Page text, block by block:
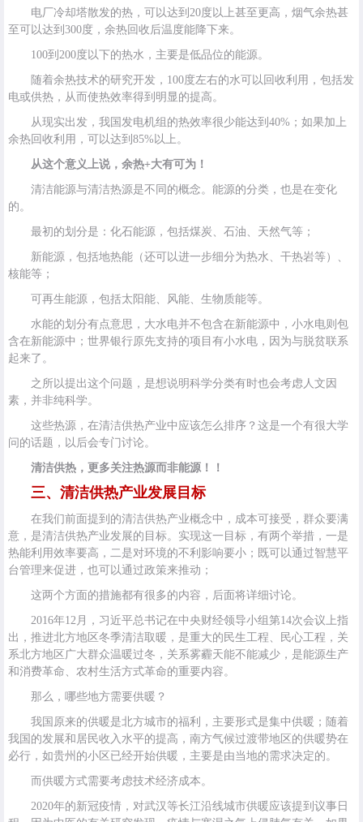
电厂冷却塔散发的热，可以达到20度以上甚至更高，烟气余热甚
至可以达到300度，余热回收后温度能降下来。
100到200度以下的热水，主要是低品位的能源。
随着余热技术的研究开发，100度左右的水可以回收利用，包括发
电或供热，从而使热效率得到明显的提高。
从现实出发，我国发电机组的热效率很少能达到40%；如果加上
余热回收利用，可以达到85%以上。
从这个意义上说，余热+大有可为！
清洁能源与清洁热源是不同的概念。能源的分类，也是在变化
的。
最初的划分是：化石能源，包括煤炭、石油、天然气等；
新能源，包括地热能（还可以进一步细分为热水、干热岩等）、
核能等；
可再生能源，包括太阳能、风能、生物质能等。
水能的划分有点意思，大水电并不包含在新能源中，小水电则包
含在新能源中；世界银行原先支持的项目有小水电，因为与脱贫联系
起来了。
之所以提出这个问题，是想说明科学分类有时也会考虑人文因
素，并非纯科学。
这些热源，在清洁供热产业中应该怎么排序？这是一个有很大学
问的话题，以后会专门讨论。
清洁供热，更多关注热源而非能源！！
三、清洁供热产业发展目标
在我们前面提到的清洁供热产业概念中，成本可接受，群众要满
意，是清洁供热产业发展的目标。实现这一目标，有两个举措，一是
热能利用效率要高，二是对环境的不利影响要小；既可以通过智慧平
台管理来促进，也可以通过政策来推动；
这两个方面的措施都有很多的内容，后面将详细讨论。
2016年12月，习近平总书记在中央财经领导小组第14次会议上指
出，推进北方地区冬季清洁取暖，是重大的民生工程、民心工程，关
系北方地区广大群众温暖过冬，关系雾霾天能不能减少，是能源生产
和消费革命、农村生活方式革命的重要内容。
那么，哪些地方需要供暖？
我国原来的供暖是北方城市的福利，主要形式是集中供暖；随着
我国的发展和居民收入水平的提高，南方气候过渡带地区的供暖势在
必行，如贵州的小区已经开始供暖，主要是由当地的需求决定的。
而供暖方式需要考虑技术经济成本。
2020年的新冠疫情，对武汉等长江沿线城市供暖应该提到议事日